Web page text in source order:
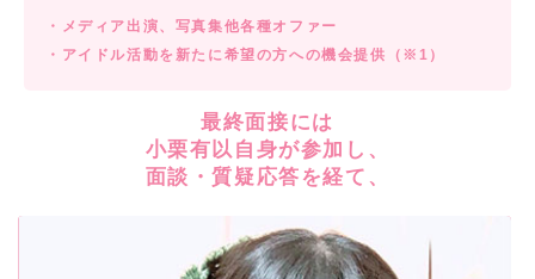
・メディア出演、写真集他各種オファー
・アイドル活動を新たに希望の方への機会提供（※1）
最終面接には
小栗有以自身が参加し、
面談・質疑応答を経て、